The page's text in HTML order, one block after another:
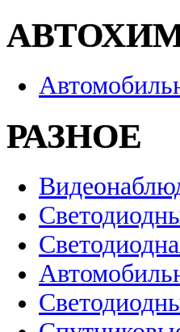
РАЗНОЕ